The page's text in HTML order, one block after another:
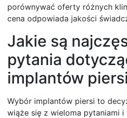
porównywać oferty różnych
cena odpowiada jakości
Jakie są
pytania
implantów
Wybór implantów piersi to
wiąże się z wieloma pytaniami